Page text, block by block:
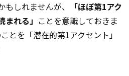
しれませんが、
「ほぼ第1アク
れる」 ことを意識しておきま
とを「潜在的第1アクセント」